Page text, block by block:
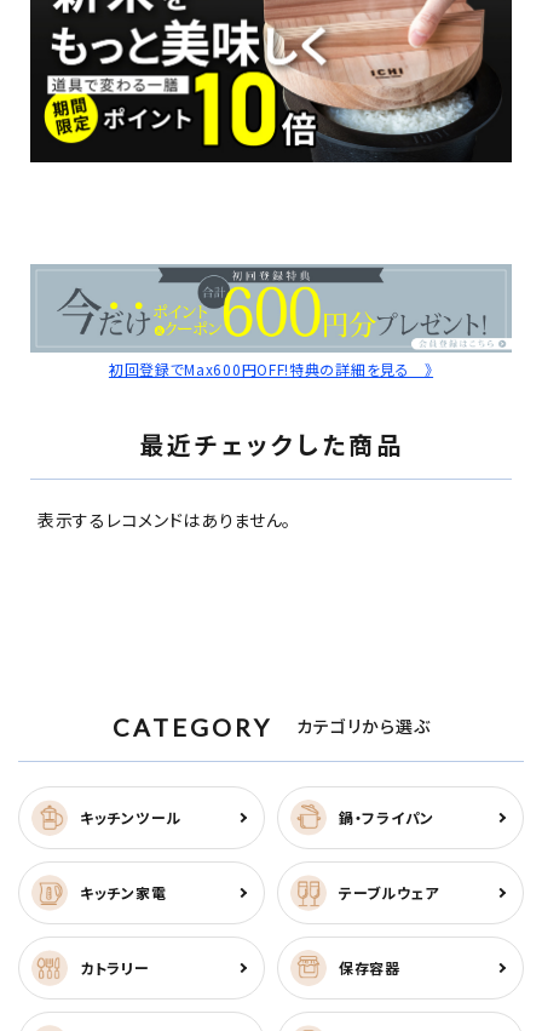
初回登録でMax600円OFF!特典の詳細を見る 》
最近チェックした商品
表示するレコメンドはありません。
CATEGORY カテゴリから選ぶ
キッチンツール 鍋・フライパン
キッチン家電 テーブルウェア
カトラリー 保存容器